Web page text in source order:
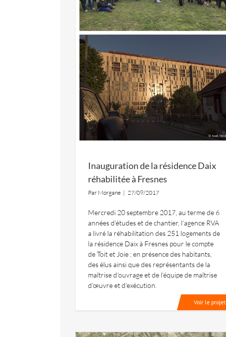
Inauguration de la résidence Daix
réhabilitée à Fresnes
Par Morgane | 27/09/2017
Mercredi 20 septembre 2017, au terme de 6
années d’études et de chantier, l’agence RVA
a livré la réhabilitation des 251 logements de
la résidence Daix à Fresnes pour le compte
de Toit et Joie ; en présence des habitants,
des élus ainsi que des représentants de la
maîtrise d’ouvrage et de l’équipe de maîtrise
d’œuvre et d’exécution.
Voir le projet